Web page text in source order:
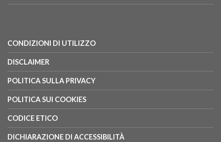
CONDIZIONI DI UTILIZZO
DISCLAIMER
POLITICA SULLA PRIVACY
POLITICA SUI COOKIES
CODICE ETICO
DICHIARAZIONE DI ACCESSIBILITÀ